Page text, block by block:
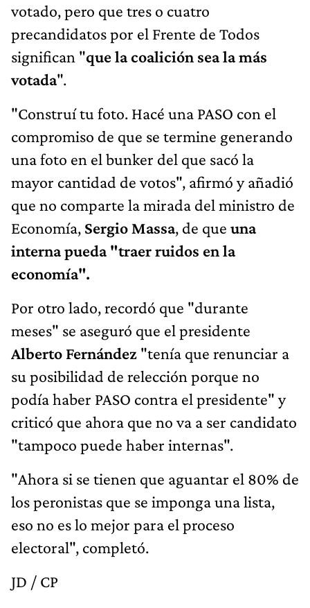
votado, pero que tres o cuatro
precandidatos por el Frente de Todos
significan "que la coalición sea la más
votada".
"Construí tu foto. Hacé una PASO con el
compromiso de que se termine generando
una foto en el bunker del que sacó la
mayor cantidad de votos", afirmó y añadió
que no comparte la mirada del ministro de
Economía, Sergio Massa, de que una
interna pueda "traer ruidos en la
economía".
Por otro lado, recordó que "durante
meses" se aseguró que el presidente
Alberto Fernández "tenía que renunciar a
su posibilidad de relección porque no
podía haber PASO contra el presidente" y
criticó que ahora que no va a ser candidato
"tampoco puede haber internas".
"Ahora si se tienen que aguantar el 80% de
los peronistas que se imponga una lista,
eso no es lo mejor para el proceso
electoral", completó.
JD / CP